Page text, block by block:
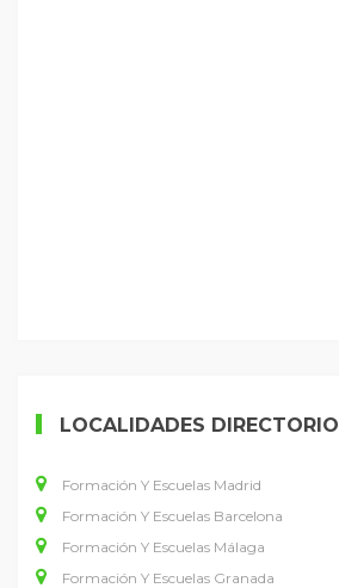
LOCALIDADES DIRECTORIO
Formación Y Escuelas Madrid
Formación Y Escuelas Barcelona
Formación Y Escuelas Málaga
Formación Y Escuelas Granada